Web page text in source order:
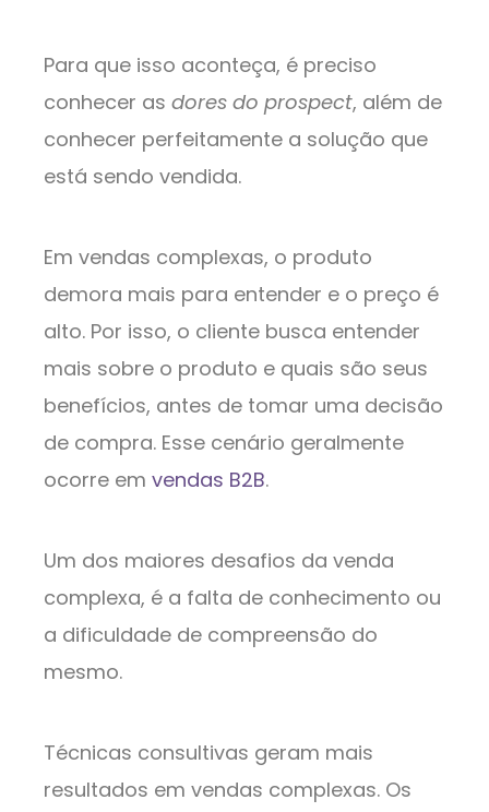
Para que isso aconteça, é preciso
conhecer as dores do prospect, além de
conhecer perfeitamente a solução que
está sendo vendida.
Em vendas complexas, o produto
demora mais para entender e o preço é
alto. Por isso, o cliente busca entender
mais sobre o produto e quais são seus
benefícios, antes de tomar uma decisão
de compra. Esse cenário geralmente
ocorre em vendas B2B.
Um dos maiores desafios da venda
complexa, é a falta de conhecimento ou
a dificuldade de compreensão do
mesmo.
Técnicas consultivas geram mais
resultados em vendas complexas. Os